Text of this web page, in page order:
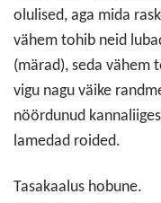
olulised, aga mida
vähem tohib neid
(märad), seda vähem
vigu nagu väike
nöördunud
lamedad roided.
Tasakaalus hobune.